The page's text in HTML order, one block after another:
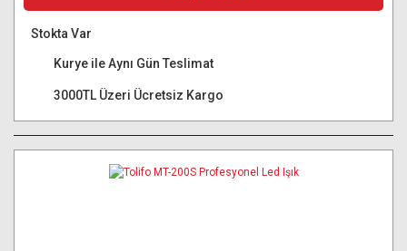
Stokta Var
Kurye ile Aynı Gün Teslimat
3000TL Üzeri Ücretsiz Kargo